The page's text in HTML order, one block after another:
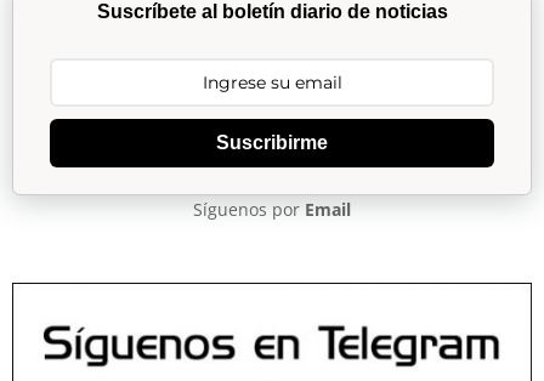
Suscríbete al boletín diario de noticias
Suscribirme
Síguenos por Email